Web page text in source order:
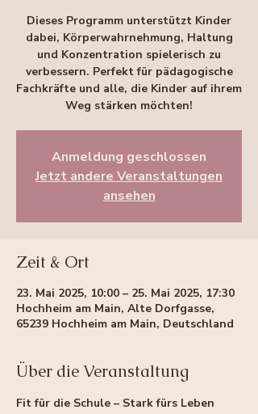
Dieses Programm unterstützt Kinder
dabei, Körperwahrnehmung, Haltung
und Konzentration spielerisch zu
verbessern. Perfekt für pädagogische
Fachkräfte und alle, die Kinder auf ihrem
Weg stärken möchten!
Anmeldung geschlossen
Jetzt andere Veranstaltungen
ansehen
Zeit & Ort
23. Mai 2025, 10:00 – 25. Mai 2025, 17:30
Hochheim am Main, Alte Dorfgasse,
65239 Hochheim am Main, Deutschland
Über die Veranstaltung
Fit für die Schule – Stark fürs Leben